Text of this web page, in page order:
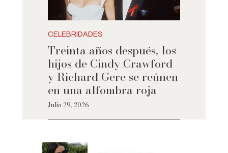
CELEBRIDADES
Treinta años después, los
hijos de Cindy Crawford
y Richard Gere se reúnen
en una alfombra roja
Julio 29, 2026